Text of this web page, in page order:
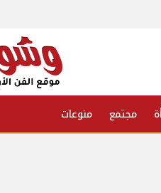
مجتمع منوعات